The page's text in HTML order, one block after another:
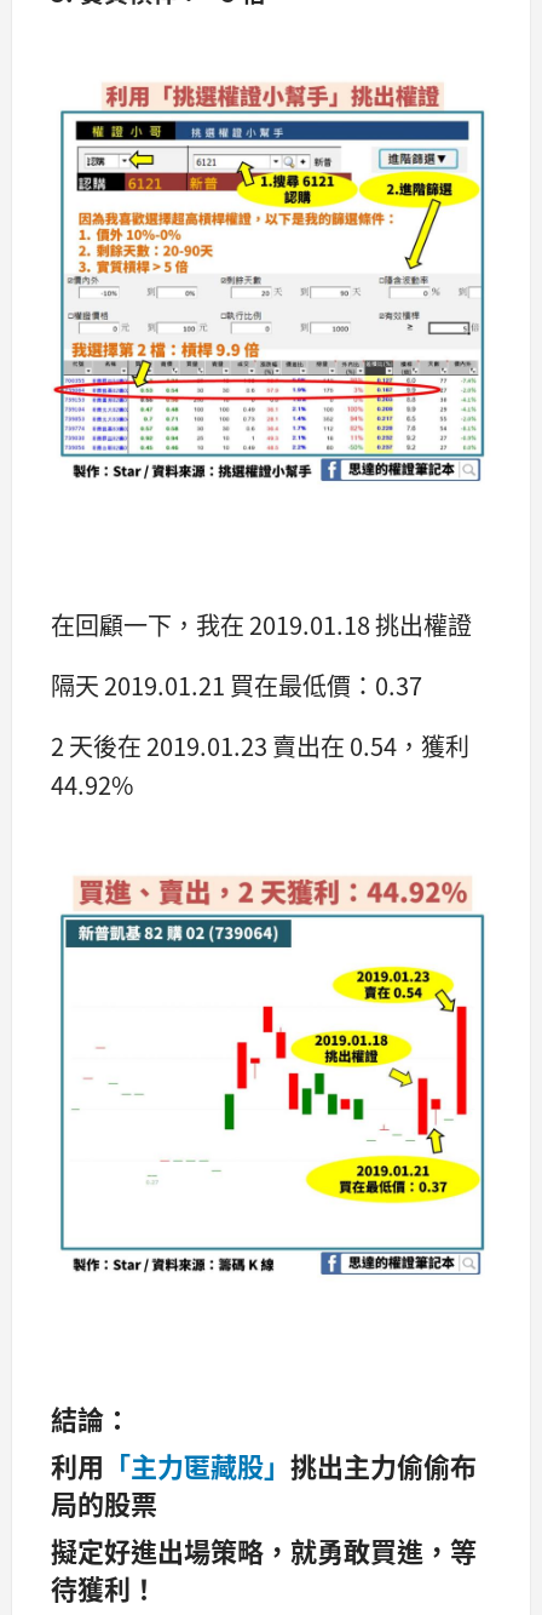
在回顧一下，我在 2019.01.18 挑出權證
隔天 2019.01.21 買在最低價：0.37
2 天後在 2019.01.23 賣出在 0.54，獲利
44.92%
結論：
利用 「主力匿藏股」 挑出主力偷偷布
局的股票
擬定好進出場策略，就勇敢買進，等
待獲利！